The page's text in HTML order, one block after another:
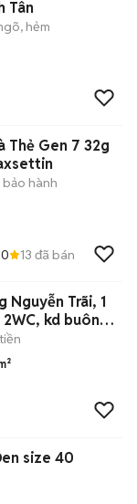
Tân
hẻm
Thẻ Gen 7 32g
bảo hành
13 đã bán
Nguyễn Trãi, 1
kd buôn
size 40